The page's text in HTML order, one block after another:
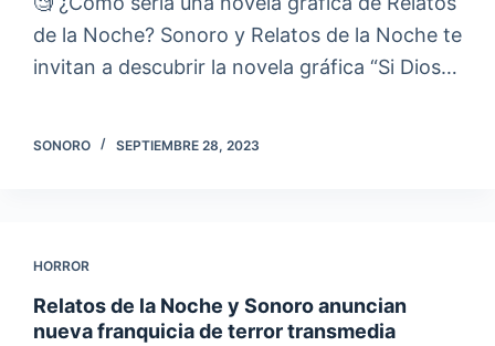
de la Noche? Sonoro y Relatos de la Noche te
invitan a descubrir la novela gráfica “Si Dios…
SONORO SEPTIEMBRE 28, 2023
HORROR
Relatos de la Noche y Sonoro anuncian
nueva franquicia de terror transmedia